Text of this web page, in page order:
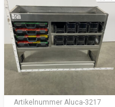
Artikelnummer Aluca-3217